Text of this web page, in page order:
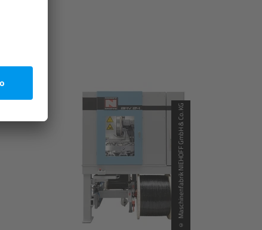
© Maschinenfabrik NIEHOFF GmbH & Co. KG